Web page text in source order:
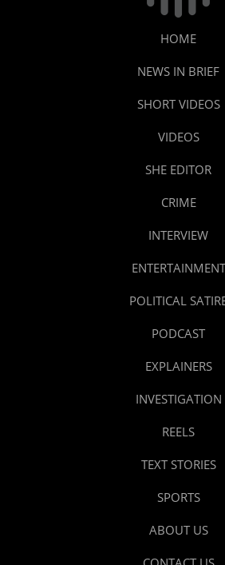
HOME
NEWS IN BRIEF
SHORT VIDEOS
VIDEOS
SHE EDITOR
CRIME
INTERVIEW
ENTERTAINMENT
POLITICAL
PODCAST
EXPLAINERS
INVESTIGATION
REELS
TEXT STORIES
SPORTS
ABOUT US